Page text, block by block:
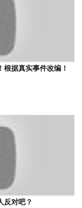
根据真实事件改编！
反对吧？